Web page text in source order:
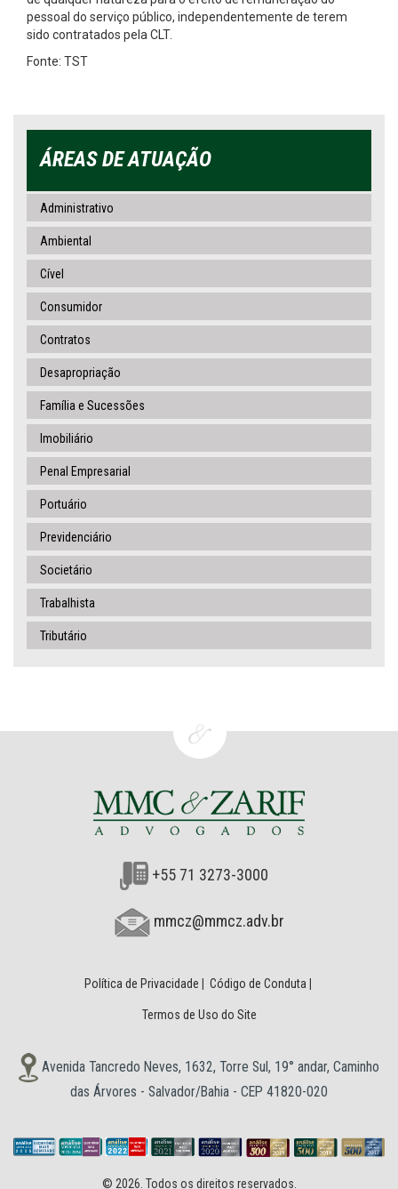
pessoal do serviço público, independentemente de terem
sido contratados pela CLT.
Fonte: TST
ÁREAS DE ATUAÇÃO
Administrativo
Ambiental
Cível
Consumidor
Contratos
Desapropriação
Família e Sucessões
Imobiliário
Penal Empresarial
Portuário
Previdenciário
Societário
Trabalhista
Tributário
+55 71 3273-3000
mmcz@mmcz.adv.br
Política de Privacidade Código de Conduta
Termos de Uso do Site
Avenida Tancredo Neves, 1632, Torre Sul, 19° andar, Caminho
das Árvores - Salvador/Bahia - CEP 41820-020
© 2026. Todos os direitos reservados.